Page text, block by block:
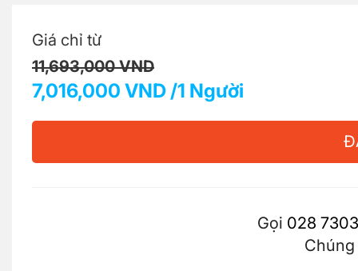
Giá chỉ từ
11,693,000 VND
7,016,000 VND /1 Người
Gọi 028